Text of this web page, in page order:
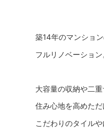
築14年のマンショ
フルリノベーション
大容量の収納や二
住み心地を高めただ
こだわりのタイル